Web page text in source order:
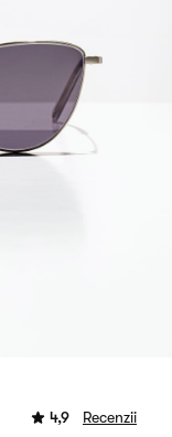
4,9 Recenzii